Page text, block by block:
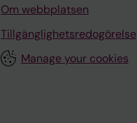
Om webbplatsen
Tillgänglighetsredogörelse
Manage your cookies